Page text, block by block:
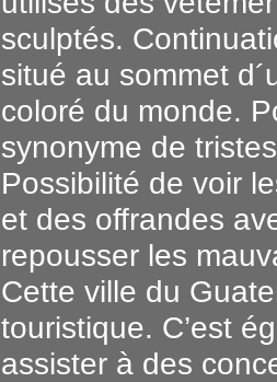
sculptés.
situé au sommet
coloré du monde.
synonyme de
Possibilité de voir
et des offrandes
repousser les
Cette ville du
touristique. C’est
assister à des